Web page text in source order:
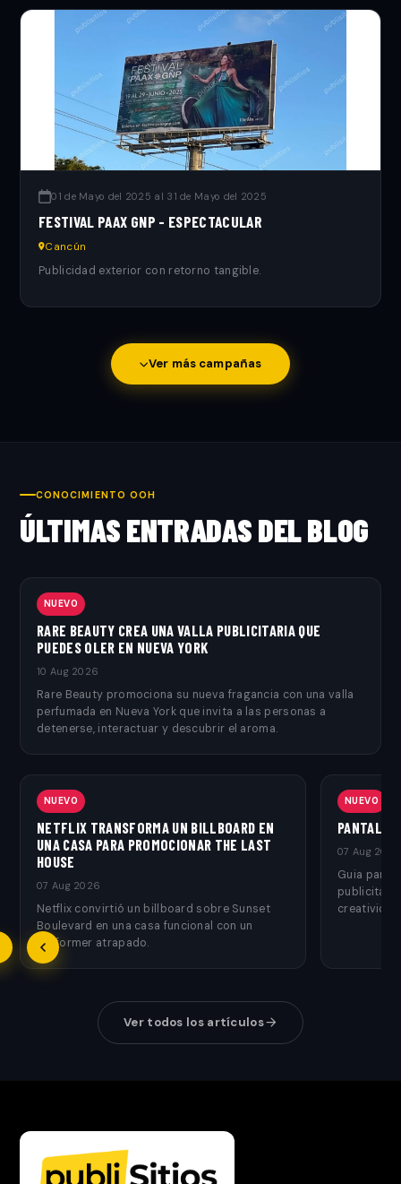
01 de Mayo del 2025 al 31 de Mayo del 2025
FESTIVAL PAAX GNP - ESPECTACULAR
Cancún
Publicidad exterior con retorno tangible.
Ver más campañas
CONOCIMIENTO OOH
ÚLTIMAS ENTRADAS DEL BLOG
NUEVO
RARE BEAUTY CREA UNA VALLA PUBLICITARIA QUE
PUEDES OLER EN NUEVA YORK
10 Aug 2026
Rare Beauty promociona su nueva fragancia con una valla
perfumada en Nueva York que invita a las personas a
detenerse, interactuar y descubrir el aroma.
NUEVO
NETFLIX TRANSFORMA UN BILLBOARD EN
UNA CASA PARA PROMOCIONAR THE LAST
HOUSE
07 Aug 2026
Netflix convirtió un billboard sobre Sunset
Boulevard en una casa funcional con un
performer atrapado.
NUEVO
07 Aug 2026
Guia para
Ver todos los artículos